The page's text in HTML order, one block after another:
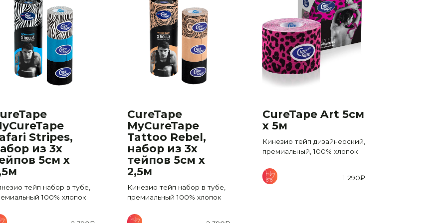
Stripes,
из 3х
5см х
тейп набор в тубе,
100% хлопок
CureTape
MyCureTape
Tattoo Rebel,
набор из 3х
тейпов 5см х
2,5м
Кинезио тейп набор в тубе,
премиальный 100% хлопок
CureTape Art 5см
x 5м
Кинезио тейп дизайнерский,
премиальный, 100% хлопок
1 290₽